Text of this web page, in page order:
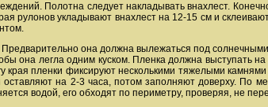
Полотна следует накладывать внахлест.
рулонов укладывают внахлест на 12-15 см и
Предварительно она должна вылежаться под
она легла одним куском. Пленка должна выступать
края пленки фиксируют несколькими тяжелыми
на 2-3 часа, потом заполняют доверху. По
водой, его обходят по периметру, проверяя, не